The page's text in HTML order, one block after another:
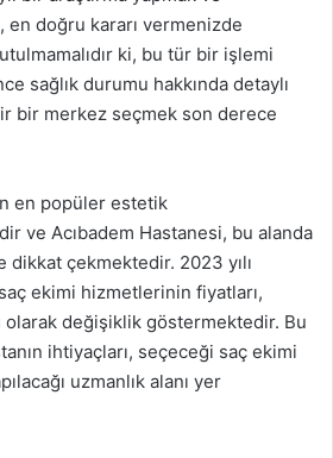
en doğru kararı vermenizde
ki, bu tür bir işlemi
sağlık durumu hakkında detaylı
bir merkez seçmek son derece
en popüler estetik
ve Acıbadem Hastanesi, bu alanda
çekmektedir. 2023 yılı
ekimi hizmetlerinin fiyatları,
değişiklik göstermektedir. Bu
ihtiyaçları, seçeceği saç ekimi
uzmanlık alanı yer